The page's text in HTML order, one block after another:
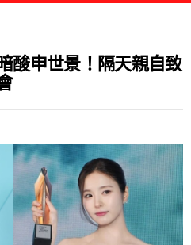
酸申世景！隔天親自致